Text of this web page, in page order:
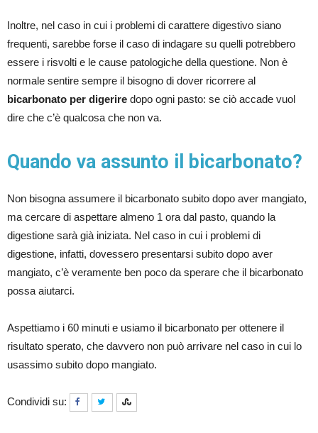
Inoltre, nel caso in cui i problemi di carattere digestivo siano
frequenti, sarebbe forse il caso di indagare su quelli potrebbero
essere i risvolti e le cause patologiche della questione. Non è
normale sentire sempre il bisogno di dover ricorrere al
bicarbonato per digerire dopo ogni pasto: se ciò accade vuol
dire che c’è qualcosa che non va.
Quando va assunto il bicarbonato?
Non bisogna assumere il bicarbonato subito dopo aver mangiato,
ma cercare di aspettare almeno 1 ora dal pasto, quando la
digestione sarà già iniziata. Nel caso in cui i problemi di
digestione, infatti, dovessero presentarsi subito dopo aver
mangiato, c’è veramente ben poco da sperare che il bicarbonato
possa aiutarci.
Aspettiamo i 60 minuti e usiamo il bicarbonato per ottenere il
risultato sperato, che davvero non può arrivare nel caso in cui lo
usassimo subito dopo mangiato.
Condividi su: